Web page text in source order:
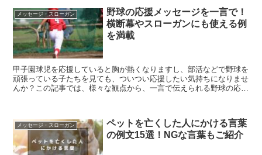
メッセージ・スローガン
野球の応援メッセージを一言で！
横断幕やスローガンにも使える例
を満載
甲子園球児を応援していると胸が熱くなりますし、部活などで野球を
頑張っている子たちを見ても、ついつい応援したい気持ちになりませ
んか？この記事では、様々な観点から、一言で伝えられる野球の応援
メッセージ・スローガン
ペットを亡くした人にかける言葉
の例文15選！NGな言葉もご紹介